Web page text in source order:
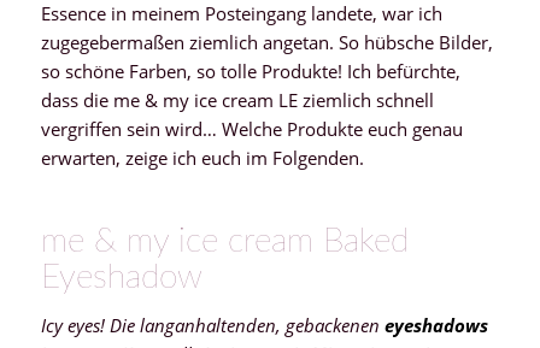
Essence in meinem Posteingang landete, war ich
zugegebermaßen ziemlich angetan. So hübsche Bilder,
so schöne Farben, so tolle Produkte! Ich befürchte,
dass die me & my ice cream LE ziemlich schnell
vergriffen sein wird… Welche Produkte euch genau
erwarten, zeige ich euch im Folgenden.
me & my ice cream Baked
Eyeshadow
Icy eyes! Die langanhaltenden, gebackenen eyeshadows